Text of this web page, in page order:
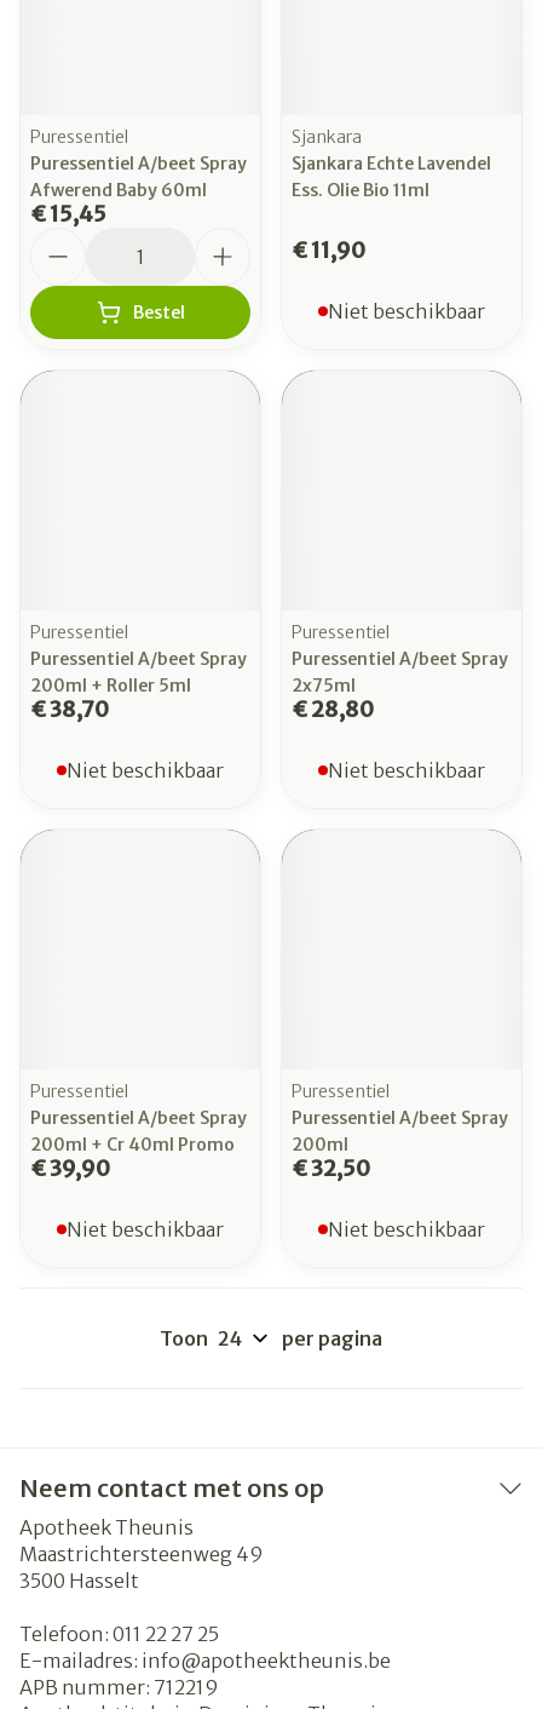
Puressentiel
Puressentiel A/beet Spray
Afwerend Baby 60ml
€ 15,45
Bestel
Sjankara
Sjankara Echte Lavendel
Ess. Olie Bio 11ml
€ 11,90
Niet beschikbaar
Puressentiel
Puressentiel A/beet Spray
200ml + Roller 5ml
€ 38,70
Niet beschikbaar
Puressentiel
Puressentiel A/beet Spray
2x75ml
€ 28,80
Niet beschikbaar
Puressentiel
Puressentiel A/beet Spray
200ml + Cr 40ml Promo
€ 39,90
Niet beschikbaar
Puressentiel
Puressentiel A/beet Spray
200ml
€ 32,50
Niet beschikbaar
Toon per pagina
Neem contact met ons op
Apotheek Theunis
Maastrichtersteenweg 49
3500 Hasselt
Telefoon: 011 22 27 25
E-mailadres: info@apotheektheunis.be
APB nummer: 712219